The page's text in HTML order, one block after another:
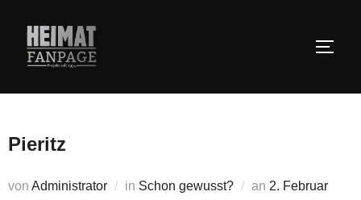
Inhalt
springen
Pieritz
von Administrator in Schon gewusst? an Veröffentlicht
2. Februar